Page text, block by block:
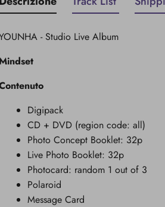
- Studio Live Album
Digipack
CD + DVD (region code: all)
Photo Concept Booklet: 32p
Live Photo Booklet: 32p
Photocard: random 1 out of 3
Polaroid
Message Card